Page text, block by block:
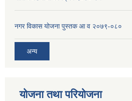
नगर विकास योजना पुस्तक आ व २०७९-०८०
अन्य
योजना तथा परियोजना